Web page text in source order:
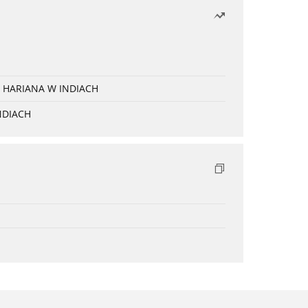
HARIANA W INDIACH